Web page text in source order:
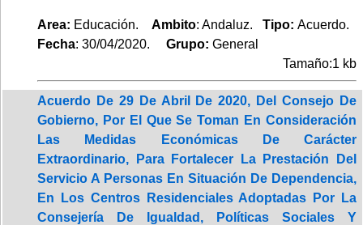
Area: Educación. Ambito: Andaluz. Tipo: Acuerdo.
Fecha: 30/04/2020. Grupo: General
Tamaño:1 kb
Acuerdo De 29 De Abril De 2020, Del Consejo De
Gobierno, Por El Que Se Toman En Consideración
Las Medidas Económicas De Carácter
Extraordinario, Para Fortalecer La Prestación Del
Servicio A Personas En Situación De Dependencia,
En Los Centros Residenciales Adoptadas Por La
Consejería De Igualdad, Políticas Sociales Y